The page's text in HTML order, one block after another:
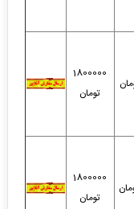
1800000
تومان
1800000
تومان